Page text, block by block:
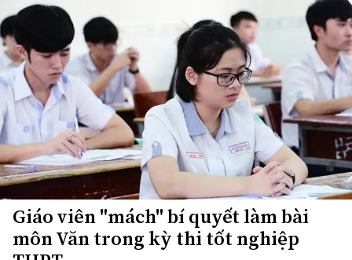
Giáo viên "mách" bí quyết làm bài
môn Văn trong kỳ thi tốt nghiệp